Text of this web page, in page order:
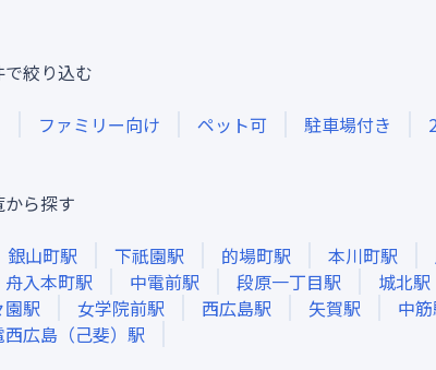
絞り込む
ファミリー向け ペット可 駐車場付き
ら探す
銀山町駅 下祇園駅 的場町駅 本川町駅
舟入本町駅 中電前駅 段原一丁目駅 城北駅
園駅 女学院前駅 西広島駅 矢賀駅 中筋
広島（己斐） 駅